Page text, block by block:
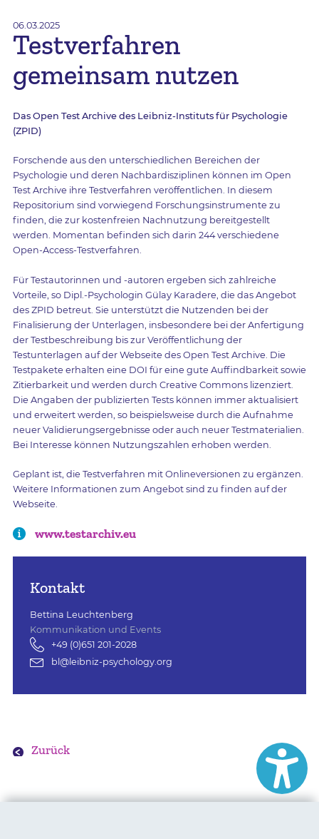
06.03.2025
Testverfahren
gemeinsam nutzen
Das Open Test Archive des Leibniz-Instituts für Psychologie
(ZPID)
Forschende aus den unterschiedlichen Bereichen der
Psychologie und deren Nachbardisziplinen können im Open
Test Archive ihre Testverfahren veröffentlichen. In diesem
Repositorium sind vorwiegend Forschungsinstrumente zu
finden, die zur kostenfreien Nachnutzung bereitgestellt
werden. Momentan befinden sich darin 244 verschiedene
Open-Access-Testverfahren.
Für Testautorinnen und -autoren ergeben sich zahlreiche
Vorteile, so Dipl.-Psychologin Gülay Karadere, die das Angebot
des ZPID betreut. Sie unterstützt die Nutzenden bei der
Finalisierung der Unterlagen, insbesondere bei der Anfertigung
der Testbeschreibung bis zur Veröffentlichung der
Testunterlagen auf der Webseite des Open Test Archive. Die
Testpakete erhalten eine DOI für eine gute Auffindbarkeit sowie
Zitierbarkeit und werden durch Creative Commons lizenziert.
Die Angaben der publizierten Tests können immer aktualisiert
und erweitert werden, so beispielsweise durch die Aufnahme
neuer Validierungsergebnisse oder auch neuer Testmaterialien.
Bei Interesse können Nutzungszahlen erhoben werden.
Geplant ist, die Testverfahren mit Onlineversionen zu ergänzen.
Weitere Informationen zum Angebot sind zu finden auf der
Webseite.
www.testarchiv.eu
Kontakt
Bettina Leuchtenberg
Kommunikation und Events
+49 (0)651 201-2028
bl@leibniz-psychology.org
Zurück